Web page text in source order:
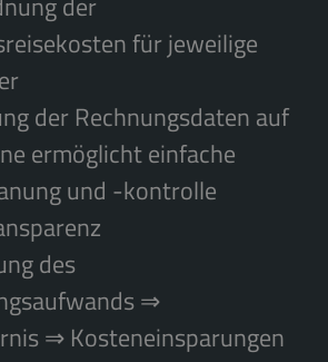
für jeweilige
der Rechnungsdaten auf
ermöglicht einfache
und -kontrolle
des
⇒
⇒ Kosteneinsparungen